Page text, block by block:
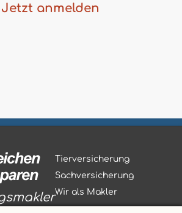
Jetzt anmelden
Tierversicherung
Sachversicherung
Wir als Makler